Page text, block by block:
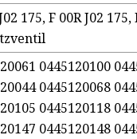
175, F 00R J02
0445120100
0445120068
0445120118
0445120148